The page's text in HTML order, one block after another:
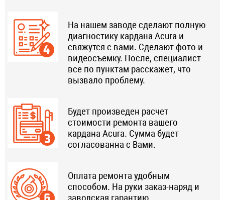
На нашем заводе сделают полную
диагностику кардана Acura и
свяжутся с вами. Сделают фото и
видеосъемку. После, специалист
все по пунктам расскажет, что
вызвало проблему.
Будет произведен расчет
стоимости ремонта вашего
кардана Acura. Сумма будет
согласованна с Вами.
Оплата ремонта удобным
способом. На руки заказ-наряд и